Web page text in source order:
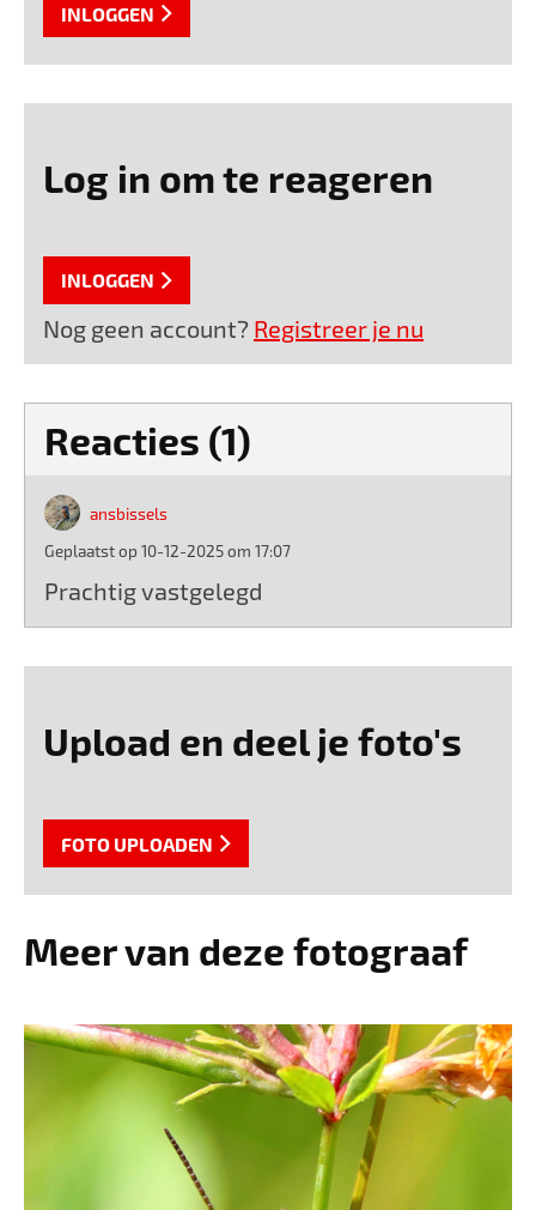
INLOGGEN
Log in om te reageren
INLOGGEN
Nog geen account? Registreer je nu
Reacties (1)
ansbissels
Geplaatst op 10-12-2025 om 17:07
Prachtig vastgelegd
Upload en deel je foto's
FOTO UPLOADEN
Meer van deze fotograaf